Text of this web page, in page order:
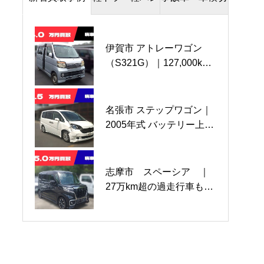
伊賀市 アトレーワゴン
（S321G）｜127,000km
きました
名張市 ステップワゴン｜
2005年式 バッテリー上が
た。
志摩市 スペーシア ｜
27万km超の過走行車もパ
亀山市 キャリートラッ
ク4WD ｜20,500km 買
伊賀市 キャリィＴ｜Ｍ/
Ｔ 4ＷＤ 64,300ｋｍ
名張市 ハイゼットトラッ
ク｜2020年式 2,925km 極
鈴鹿市 86 事故車｜
2012年（平成24年）式
伊賀市 ソリオバンディッ
ト｜2013年式 90,000ｋｍ
ました
伊賀市 ワゴンR 事故車
走行不可｜2010年式